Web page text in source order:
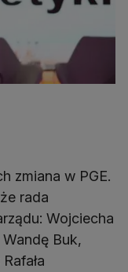
zmiana w PGE.
rada
Wojciecha
Buk,